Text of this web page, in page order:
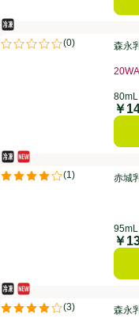
森永乳業 PARM チョコレ
冷凍食品
(0)
評価は0件のレビューで5点
森永
80mL
価格
￥
赤城乳業 ガツン、とグレー
冷凍食品
新商品
(1)
評価は1件のレビューで5点
赤城
95mL
価格
￥
森永乳業 MOW Wジェラ
冷凍食品
新商品
(3)
評価は3件のレビューで5点
森永